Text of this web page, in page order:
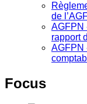
de
AGFPN
rapport
AGFPN
Focus